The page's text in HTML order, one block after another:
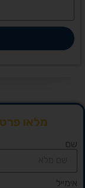
מלאו
שם
אימייל